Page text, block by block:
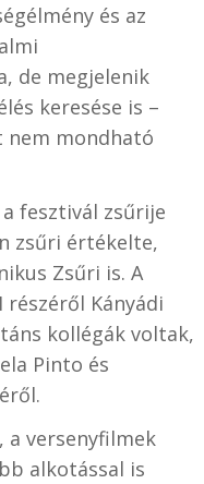
és az
de megjelenik
keresése is –
mondható
fesztivál zsűrije
zsűri értékelte,
Zsűri is. A
részéről Kányádi
kollégák voltak,
Pinto és
a versenyfilmek
alkotással is